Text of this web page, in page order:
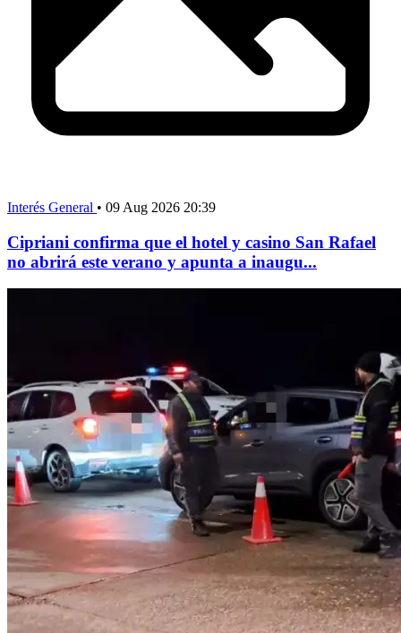
Interés General • 09 Aug 2026 20:39
Cipriani confirma que el hotel y casino San Rafael
no abrirá este verano y apunta a inaugu...